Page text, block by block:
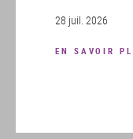
AOÛT
INCLUS
28 juil. 2026
EN SAVOIR